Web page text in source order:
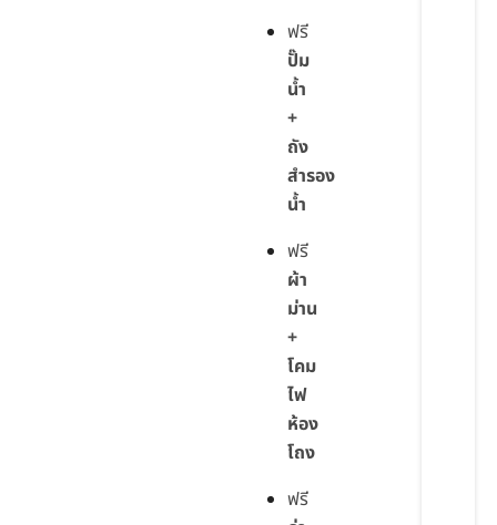
ฟรี
ปั๊ม
น้ำ
+
ถัง
สำรอง
น้ำ
ฟรี
ผ้า
ม่าน
+
โคม
ไฟ
ห้อง
โถง
ฟรี